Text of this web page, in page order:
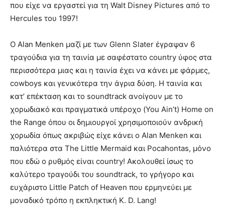
που είχε να εργαστεί για τη Walt Disney Pictures από το
Hercules του 1997!
O Alan Menken μαζί με των Glenn Slater έγραψαν 6
τραγούδια για τη ταινία με σαφέστατο country ύφος στα
περισσότερα μιας και η ταινία έχει να κάνει με φάρμες,
cowboys και γενικότερα την άγρια δύση. Η ταινία και
κατ’ επέκταση και το soundtrack ανοίγουν με το
χορωδιακό και πραγματικά υπέροχο (You Ain’t) Home on
the Range όπου οι δημιουργοί χρησιμοποιούν ανδρική
χορωδία όπως ακριβώς είχε κάνει ο Alan Menken και
παλιότερα στα The Little Mermaid και Pocahontas, μόνο
που εδώ ο ρυθμός είναι country! Ακολουθεί ίσως το
καλύτερο τραγούδι του soundtrack, το γρήγορο και
ευχάριστο Little Patch of Heaven που ερμηνεύει με
μοναδικό τρόπο η εκπληκτική K. D. Lang!